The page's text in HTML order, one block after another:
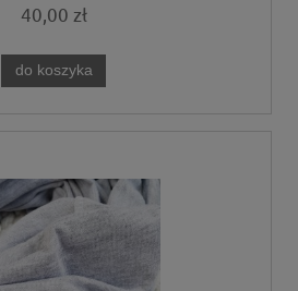
40,00 zł
do koszyka